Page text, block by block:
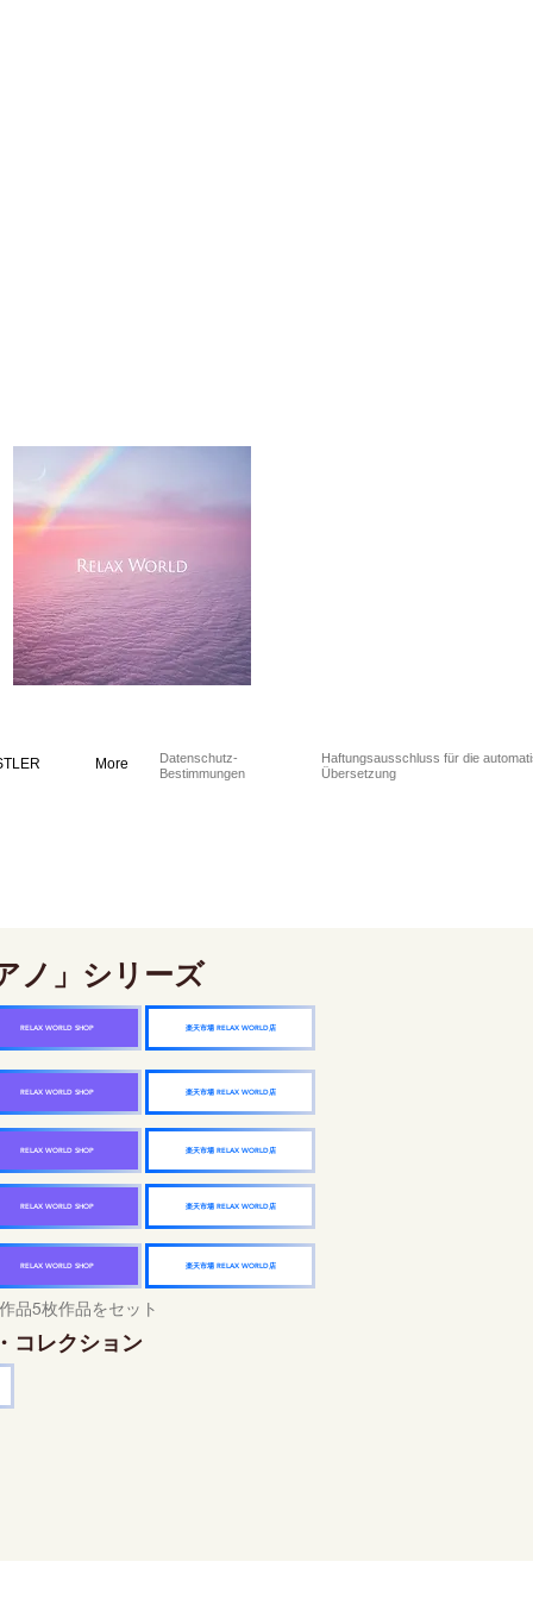
More
Datenschutz-
Bestimmungen
Haftungsausschluss für die
Übersetzung
ノ」シリーズ
楽天市場 RELAX WORLD店
RELAX WORLD SHOP
楽天市場 RELAX WORLD店
RELAX WORLD SHOP
楽天市場 RELAX WORLD店
RELAX WORLD SHOP
楽天市場 RELAX WORLD店
RELAX WORLD SHOP
楽天市場 RELAX WORLD店
RELAX WORLD SHOP
品5枚作品をセット
コレクション